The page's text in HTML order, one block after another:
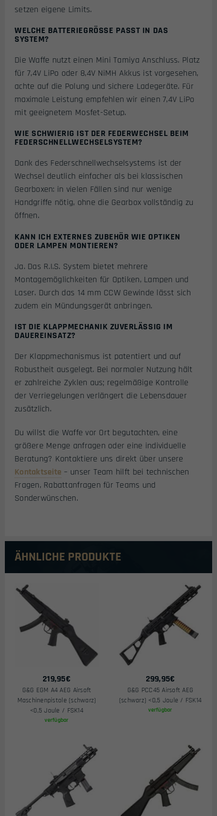
setzen eigene Limits.
WELCHE BATTERIEGRÖSSE PASST IN DAS S
YSTEM?
Die Waffe nutzt einen Mini Tamiya Anschluss. Platz
für 7,4V LiPo oder 8,4V NiMH Akkus ist vorgesehen,
achte auf die Polung und sichere Ladegeräte. Für
maximale Leistung empfehlen wir einen 7,4V LiPo
mit geeignetem Mosfet-Setup.
WIE SCHWIERIG IST DER FEDERWECHSEL BEIM
FEDERSCHNELLWECHSELSYSTEM?
Dank des Federschnellwechselsystems ist der
Wechsel deutlich einfacher als bei klassischen
Gearboxen: in vielen Fällen sind nur wenige
Handgriffe nötig, ohne die Gearbox vollständig zu
öffnen.
KANN ICH EXTERNES ZUBEHÖR WIE OPTIKEN
ODER LAMPEN MONTIEREN?
Ja. Das R.I.S. System bietet mehrere
Montagemöglichkeiten für Optiken, Lampen und
Laser. Durch das 14 mm CCW Gewinde lässt sich
zudem ein Mündungsgerät anbringen.
IST DIE KLAPPMECHANIK ZUVERLÄSSIG IM
DAUEREINSATZ?
Der Klappmechanismus ist patentiert und auf
Robustheit ausgelegt. Bei normaler Nutzung hält
er zahlreiche Zyklen aus; regelmäßige Kontrolle
der Verriegelungen verlängert die Lebensdauer
zusätzlich.
Du willst die Waffe vor Ort begutachten, eine
größere Menge anfragen oder eine individuelle
Beratung? Kontaktiere uns direkt über unsere
Kontaktseite – unser Team hilft bei technischen
Fragen, Rabattanfragen für Teams und
Sonderwünschen.
ÄHNLICHE PRODUKTE
219,95€
G&G EGM A4 AEG Airsoft
Maschinenpistole (schwarz)
<0,5 Joule / FSK14
verfügbar
299,95€
G&G PCC45 Airsoft AEG
(schwarz) <0,5 Joule / FSK14
verfügbar